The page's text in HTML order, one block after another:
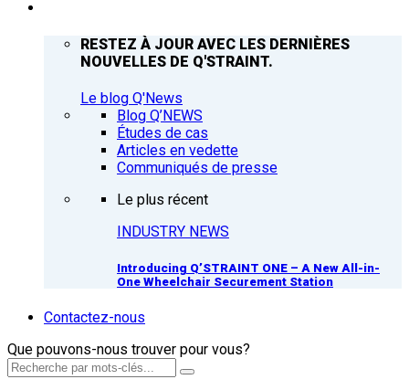
RESTEZ À JOUR AVEC LES DERNIÈRES
NOUVELLES DE Q'STRAINT.
Le blog Q'News
Blog Q’NEWS
Études de cas
Articles en vedette
Communiqués de presse
Le plus récent
INDUSTRY NEWS
Introducing Q’STRAINT ONE – A New All-in-
One Wheelchair Securement Station
Contactez-nous
Que pouvons-nous trouver pour vous?